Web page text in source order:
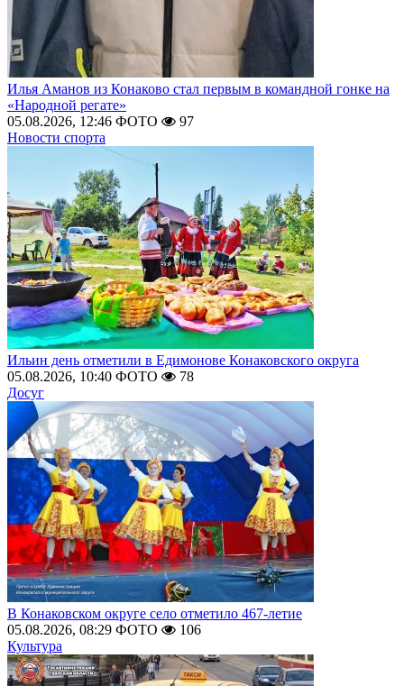
Илья Аманов из Конаково стал первым в командной гонке на
«Народной регате»
05.08.2026, 12:46 ФОТО
97
Новости спорта
Ильин день отметили в Едимонове Конаковского округа
05.08.2026, 10:40 ФОТО
78
Досуг
В Конаковском округе село отметило 467-летие
05.08.2026, 08:29 ФОТО
106
Культура